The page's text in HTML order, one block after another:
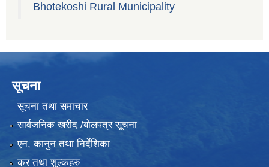
Bhotekoshi Rural Municipality
सूचना
सूचना तथा समाचार
सार्वजनिक खरीद /बोलपत्र सूचना
एन, कानुन तथा निर्देशिका
कर तथा शुल्कहरु